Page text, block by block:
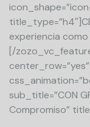
experiencia
[/
sub_title=”CON
Compromiso”